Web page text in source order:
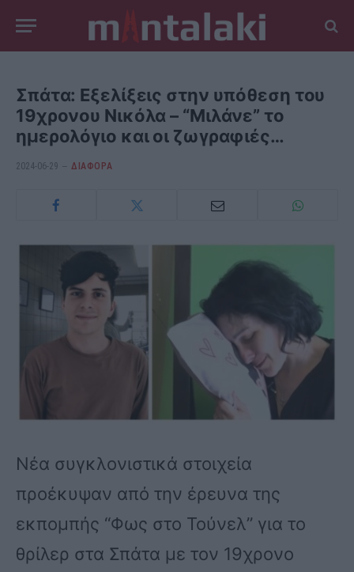
Σπάτα: Εξελίξεις στην υπόθεση του
19χρονου Νικόλα – “Μιλάνε” το
ημερολόγιο και οι ζωγραφιές…
2024-06-29 ΔΙΆΦΟΡΑ
Νέα συγκλονιστικά στοιχεία
προέκυψαν από την έρευνα της
εκπομπής “Φως στο Τούνελ” για το
θρίλερ στα Σπάτα με τον 19χρονο